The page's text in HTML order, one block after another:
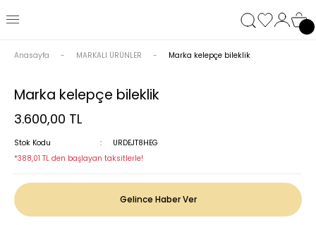
Anasayfa MARKALI ÜRÜNLER Marka kelepçe bileklik
Marka kelepçe bileklik
3.600,00 TL
Stok Kodu
URDEJT8HEG
*388,01 TL den başlayan taksitlerle!
Gelince Haber Ver